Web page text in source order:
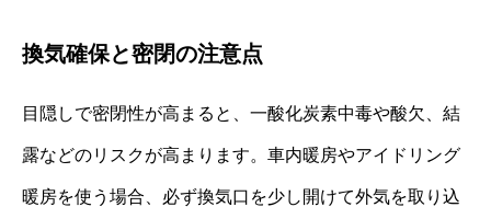
換気確保と密閉の注意点
目隠しで密閉性が高まると、一酸化炭素中毒や酸欠、結
露などのリスクが高まります。車内暖房やアイドリング
暖房を使う場合、必ず換気口を少し開けて外気を取り込